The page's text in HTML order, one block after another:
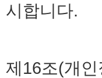
시합니다.
제16조(개